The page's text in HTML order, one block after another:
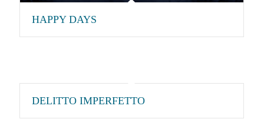
HAPPY DAYS
DELITTO IMPERFETTO